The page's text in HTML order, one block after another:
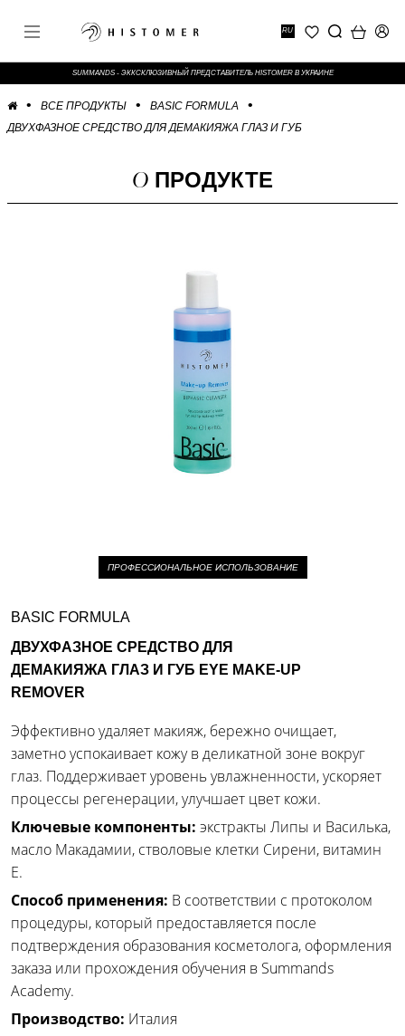
RU
SUMMANDS - ЭККСКЛЮЗИВНЫЙ ПРЕДСТАВИТЕЛЬ HISTOMER В УКРАИНЕ
ВСЕ ПРОДУКТЫ
BASIC FORMULA
ДВУХФАЗНОЕ СРЕДСТВО ДЛЯ ДЕМАКИЯЖА ГЛАЗ И ГУБ
О ПРОДУКТЕ
ПРОФЕССИОНАЛЬНОЕ ИСПОЛЬЗОВАНИЕ
BASIC FORMULA
ДВУХФАЗНОЕ СРЕДСТВО ДЛЯ
ДЕМАКИЯЖА ГЛАЗ И ГУБ EYE MAKE-UP
REMOVER
Эффективно удаляет макияж, бережно очищает,
заметно успокаивает кожу в деликатной зоне вокруг
глаз. Поддерживает уровень увлажненности, ускоряет
процессы регенерации, улучшает цвет кожи.
Ключевые компоненты: экстракты Липы и Василька,
масло Макадамии, стволовые клетки Сирени, витамин
Е.
Способ применения: В соответствии с протоколом
процедуры, который предоставляется после
подтверждения образования косметолога, оформления
заказа или прохождения обучения в Summands
Academy.
Производство: Италия